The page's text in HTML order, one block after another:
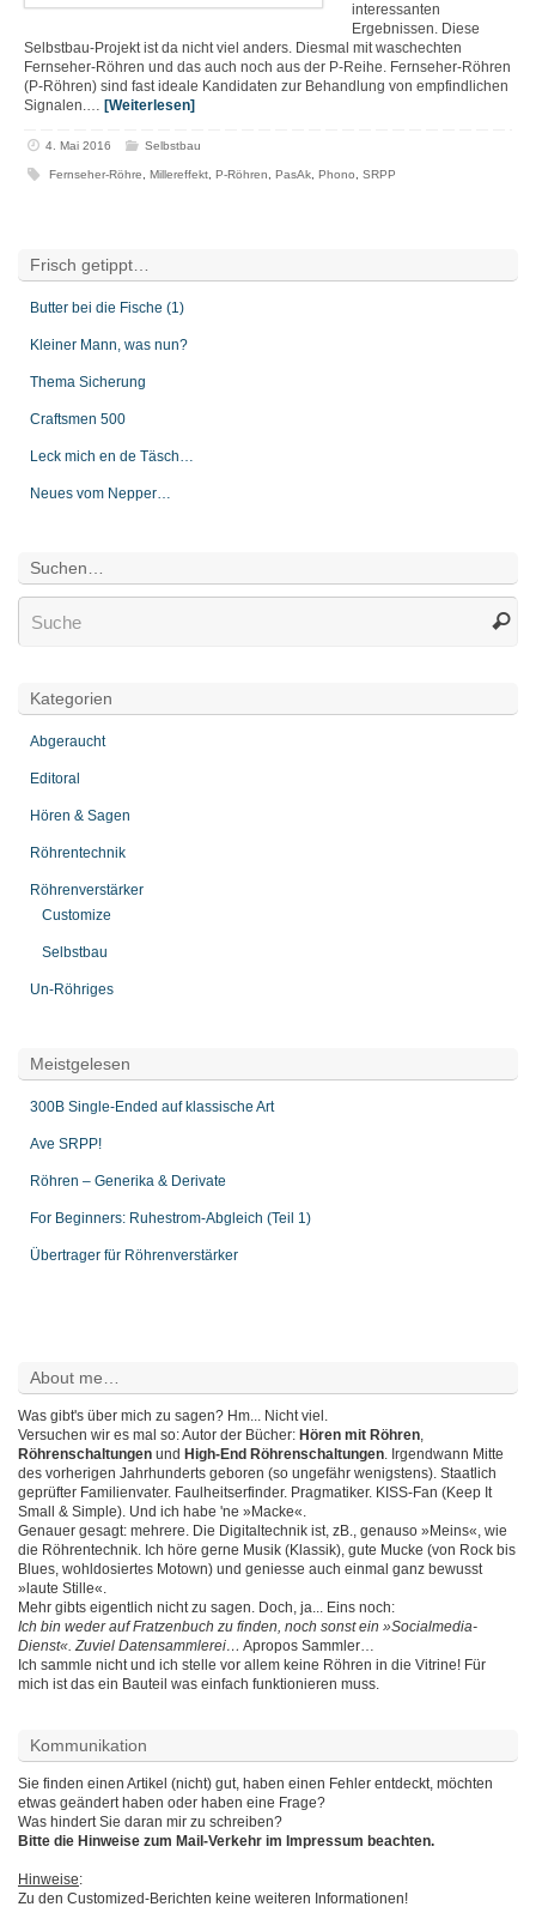
interessanten
Ergebnissen. Diese
Selbstbau-Projekt ist da nicht viel anders. Diesmal mit waschechten
Fernseher-Röhren und das auch noch aus der P-Reihe. Fernseher-Röhren
(P-Röhren) sind fast ideale Kandidaten zur Behandlung von empfindlichen
Signalen.… [Weiterlesen]
4. Mai 2016 Selbstbau
Fernseher-Röhre ,Millereffekt ,P-Röhren ,PasAk ,Phono ,SRPP
Frisch getippt…
Butter bei die Fische (1)
Kleiner Mann, was nun?
Thema Sicherung
Craftsmen 500
Leck mich en de Täsch…
Neues vom Nepper…
Suchen…
Kategorien
Abgeraucht
Editoral
Hören & Sagen
Röhrentechnik
Röhrenverstärker
Customize
Selbstbau
Un-Röhriges
Meistgelesen
300B Single-Ended auf klassische Art
Ave SRPP!
Röhren – Generika & Derivate
For Beginners: Ruhestrom-Abgleich (Teil 1)
Übertrager für Röhrenverstärker
About me…
Was gibt's über mich zu sagen? Hm... Nicht viel.
Versuchen wir es mal so: Autor der Bücher: Hören mit Röhren,
Röhrenschaltungen und High-End Röhrenschaltungen. Irgendwann Mitte
des vorherigen Jahrhunderts geboren (so ungefähr wenigstens). Staatlich
geprüfter Familienvater. Faulheitserfinder. Pragmatiker. KISS-Fan (Keep It
Small & Simple). Und ich habe 'ne »Macke«.
Genauer gesagt: mehrere. Die Digitaltechnik ist, zB., genauso »Meins«, wie
die Röhrentechnik. Ich höre gerne Musik (Klassik), gute Mucke (von Rock bis
Blues, wohldosiertes Motown) und geniesse auch einmal ganz bewusst
»laute Stille«.
Mehr gibts eigentlich nicht zu sagen. Doch, ja... Eins noch:
Ich bin weder auf Fratzenbuch zu finden, noch sonst ein »Socialmedia-
Dienst«. Zuviel Datensammlerei… Apropos Sammler…
Ich sammle nicht und ich stelle vor allem keine Röhren in die Vitrine! Für
mich ist das ein Bauteil was einfach funktionieren muss.
Kommunikation
Sie finden einen Artikel (nicht) gut, haben einen Fehler entdeckt, möchten
etwas geändert haben oder haben eine Frage?
Was hindert Sie daran mir zu schreiben?
Bitte die Hinweise zum Mail-Verkehr im Impressum beachten.
Hinweise:
Zu den Customized-Berichten keine weiteren Informationen!